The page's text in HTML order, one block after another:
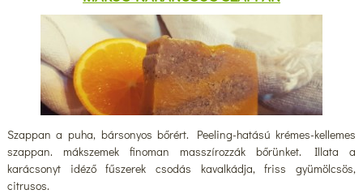
Szappan a puha, bársonyos bőrért. Peeling-hatású krémes-kellemes
szappan. mákszemek finoman masszírozzák bőrünket. Illata a
karácsonyt idéző fűszerek csodás kavalkádja, friss gyümölcsös,
citrusos.